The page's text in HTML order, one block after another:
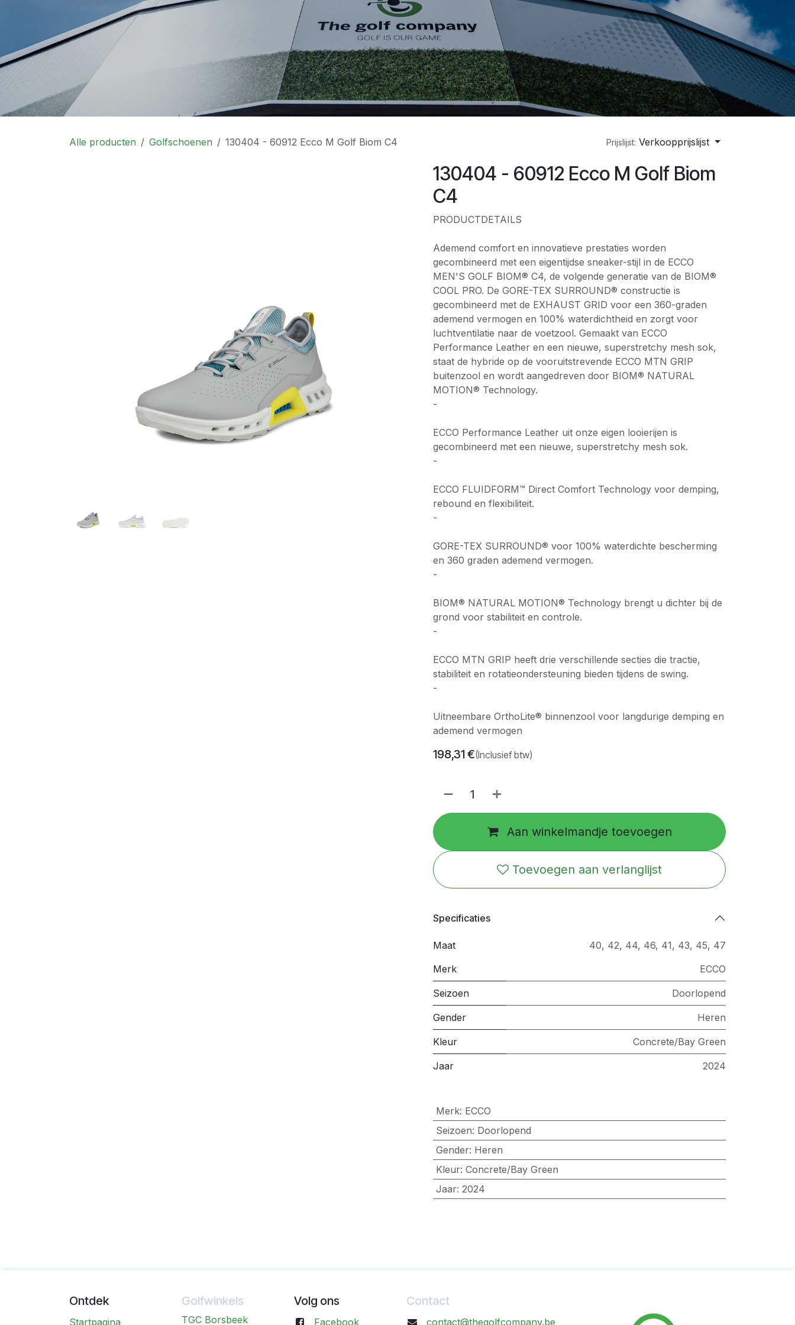
Alle producten Golfschoenen 130404 - 60912 Ecco M Golf Biom C4 Prijslijst: Verkoopprijslijst
130404 - 60912 Ecco M Golf Biom
C4
PRODUCTDETAILS
Ademend comfort en innovatieve prestaties worden
gecombineerd met een eigentijdse sneaker-stijl in de ECCO
MEN'S GOLF BIOM® C4, de volgende generatie van de BIOM®
COOL PRO. De GORE-TEX SURROUND® constructie is
gecombineerd met de EXHAUST GRID voor een 360-graden
ademend vermogen en 100% waterdichtheid en zorgt voor
luchtventilatie naar de voetzool. Gemaakt van ECCO
Performance Leather en een nieuwe, superstretchy mesh sok,
staat de hybride op de vooruitstrevende ECCO MTN GRIP
buitenzool en wordt aangedreven door BIOM® NATURAL
MOTION® Technology.
-
ECCO Performance Leather uit onze eigen looierijen is
gecombineerd met een nieuwe, superstretchy mesh sok.
-
ECCO FLUIDFORM™ Direct Comfort Technology voor demping,
rebound en flexibiliteit.
-
GORE-TEX SURROUND® voor 100% waterdichte bescherming
en 360 graden ademend vermogen.
-
BIOM® NATURAL MOTION® Technology brengt u dichter bij de
grond voor stabiliteit en controle.
-
ECCO MTN GRIP heeft drie verschillende secties die tractie,
stabiliteit en rotatieondersteuning bieden tijdens de swing.
-
Uitneembare OrthoLite® binnenzool voor langdurige demping en
ademend vermogen
198,31€(Inclusief btw)
Aan winkelmandje toevoegen
Toevoegen aan verlanglijst
Specificaties
Maat 40, 42, 44, 46, 41, 43, 45, 47
Merk
ECCO
Seizoen Doorlopend
Gender Heren
Kleur Concrete/Bay Green
Jaar 2024
Merk: ECCO
Seizoen: Doorlopend
Gender: Heren
Kleur: Concrete/Bay Green
Jaar: 2024
Ontdek
Startpagina
Golfwinkels
TGC Borsbeek
Volg ons
Facebook
Contact
contact@thegolfcompany.be